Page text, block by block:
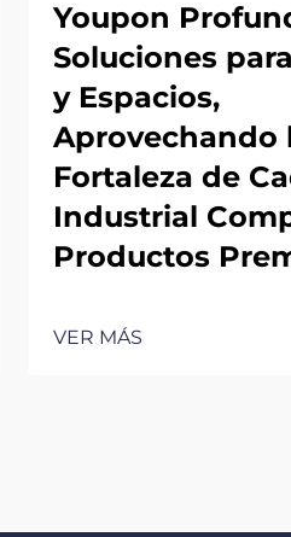
Youpon
Soluciones
y Espacios,
Aprovechando
Fortaleza de
Industrial
Productos
VER MÁS